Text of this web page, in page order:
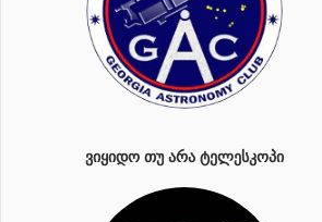
ᲕᲘᲧᲘᲓᲝ ᲗᲣ ᲐᲠᲐ ᲢᲔᲚᲔᲡᲙᲝᲞᲘ